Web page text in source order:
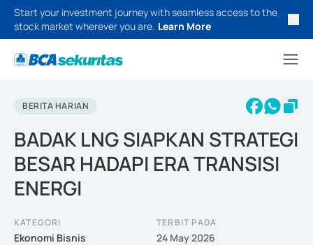
Start your investment journey with seamless access to the
stock market wherever you are. Learn More
BERITA HARIAN
BADAK LNG SIAPKAN STRATEGI
BESAR HADAPI ERA TRANSISI
ENERGI
KATEGORI
Ekonomi Bisnis
TERBIT PADA
24 May 2026